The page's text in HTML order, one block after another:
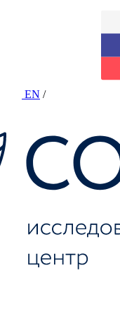
EN /